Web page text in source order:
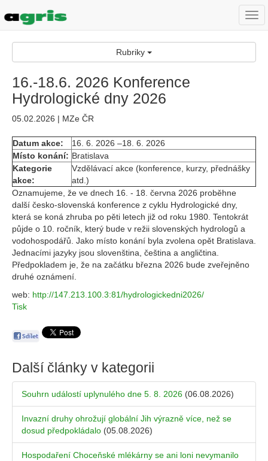
Rubriky
16.-18.6. 2026 Konference
Hydrologické dny 2026
05.02.2026 | MZe ČR
Datum akce:
16. 6. 2026 –18. 6. 2026
Místo konání: Bratislava
Kategorie
akce:
Vzdělávací akce (konference, kurzy, přednášky
atd.)
Oznamujeme, že ve dnech 16. - 18. června 2026 proběhne
další česko-slovenská konference z cyklu Hydrologické dny,
která se koná zhruba po pěti letech již od roku 1980. Tentokrát
půjde o 10. ročník, který bude v režii slovenských hydrologů a
vodohospodářů. Jako místo konání byla zvolena opět Bratislava.
Jednacími jazyky jsou slovenština, čeština a angličtina.
Předpokladem je, že na začátku března 2026 bude zveřejněno
druhé oznámení.
web: http://147.213.100.3:81/hydrologickedni2026/
Tisk
Další články v kategorii
Souhrn událostí uplynulého dne 5. 8. 2026 (06.08.2026)
Invazní druhy ohrožují globální Jih výrazně více, než se
dosud předpokládalo (05.08.2026)
Hospodaření Choceňské mlékárny se ani loni nevymanilo